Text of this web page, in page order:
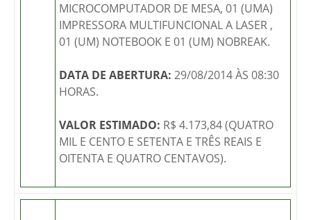
MICROCOMPUTADOR DE MESA, 01 (UMA)
IMPRESSORA MULTIFUNCIONAL A LASER ,
01 (UM) NOTEBOOK E 01 (UM) NOBREAK.
DATA DE ABERTURA: 29/08/2014 ÀS 08:30
HORAS.
VALOR ESTIMADO: R$ 4.173,84 (QUATRO
MIL E CENTO E SETENTA E TRÊS REAIS E
OITENTA E QUATRO CENTAVOS).